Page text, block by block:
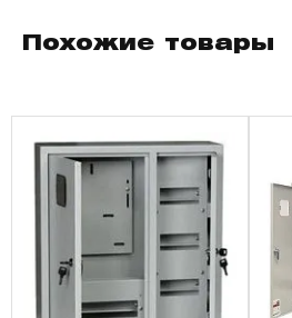
Похожие товары